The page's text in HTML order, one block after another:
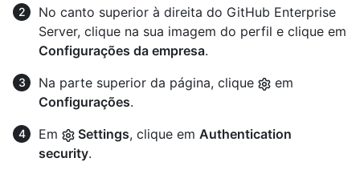
No canto superior à direita do GitHub Enterprise
Server, clique na sua imagem do perfil e clique em
Configurações da empresa.
Na parte superior da página, clique
em
Configurações.
Em
Settings, clique em Authentication
security.